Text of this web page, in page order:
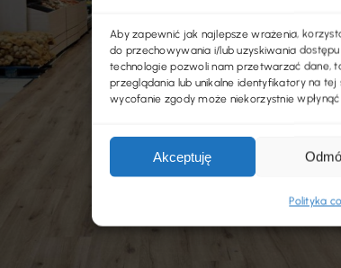
Aby zapewnić jak najlepsze wrażenia,
do przechowywania i/lub uzyskiwania
technologie pozwoli nam przetwarzać dane,
przeglądania lub unikalne identyfikatory na
wycofanie zgody może niekorzystnie
Akceptuję
Polityka